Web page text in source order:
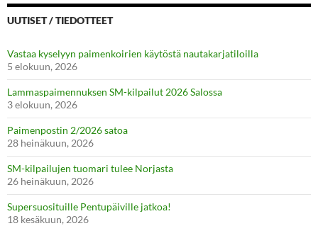
UUTISET / TIEDOTTEET
Vastaa kyselyyn paimenkoirien käytöstä nautakarjatiloilla
5 elokuun, 2026
Lammaspaimennuksen SM-kilpailut 2026 Salossa
3 elokuun, 2026
Paimenpostin 2/2026 satoa
28 heinäkuun, 2026
SM-kilpailujen tuomari tulee Norjasta
26 heinäkuun, 2026
Supersuosituille Pentupäiville jatkoa!
18 kesäkuun, 2026